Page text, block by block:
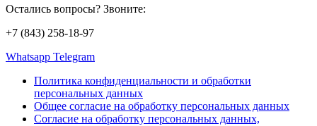
Остались вопросы? Звоните:
+7 (843) 258-18-97
Whatsapp Telegram
Политика конфиденциальности и обработки
персональных данных
Общее согласие на обработку персональных данных
Согласие на обработку персональных данных,